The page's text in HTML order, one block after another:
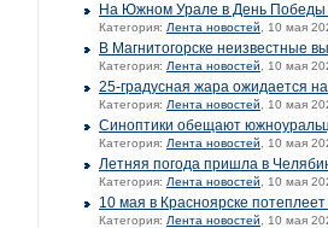
На Южном Урале в День
Категория: Лента новостей , 10 мая
В Магнитогорске неизвестные
Категория: Лента новостей , 10 мая
25-градусная жара ожидается
Категория: Лента новостей , 10 мая
Синоптики обещают
Категория: Лента новостей , 10 мая
Летняя погода пришла в
Категория: Лента новостей , 10 мая
10 мая в Красноярске потеплеет
Категория: Лента новостей , 10 мая